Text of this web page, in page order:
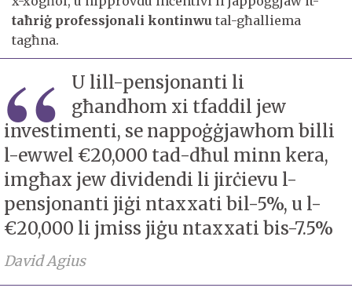
taħriġ professjonali kontinwu tal-għalliema
tagħna.
U lill-pensjonanti li
għandhom xi tfaddil jew
investimenti, se nappoġġjawhom billi
l-ewwel €20,000 tad-dħul minn kera,
imgħax jew dividendi li jirċievu l-
pensjonanti jiġi ntaxxati bil-5%, u l-
€20,000 li jmiss jiġu ntaxxati bis-7.5%
David Agius